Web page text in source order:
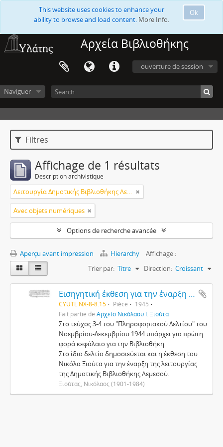
Ok
This website uses cookies to enhance your
ability to browse and load content. More Info.
Αρχεία Βιβλιοθήκης
ouverture de session
Naviguer
Filtres
Affichage de 1 résultats
Description archivistique
Λειτουργία Δημοτικής Βιβλιοθήκης Λεμεσού
Avec objets numériques
Options de recherche avancée
Aperçu avant impression Hierarchy
Affichage :
Trier par: Titre Direction: Croissant
Εισηγητική έκθεση για την έναρξη της λειτουργίας της Δημοτικής Βιβλιοθήκης στη Λεμεσό
CYUTL NX-8-8.15 Pièce
1945
Fait partie de Αρχείο Νικόλαου Ι. Ξιούτα
Στο τεύχος 3-4 του "Πληροφοριακού Δελτίου" του
Νοεμβρίου-Δεκεμβρίου 1944 υπάρχει για πρώτη
φορά κεφάλαιο για την Βιβλιοθήκη.
Στο ίδιο δελτίο δημοσιεύεται και η έκθεση του
Νικόλα Ξιούτα για την έναρξη της λειτουργίας
της Δημοτικής Βιβλιοθήκης Λεμεσού.
Ξιούτας, Νικόλαος (1901-1984)